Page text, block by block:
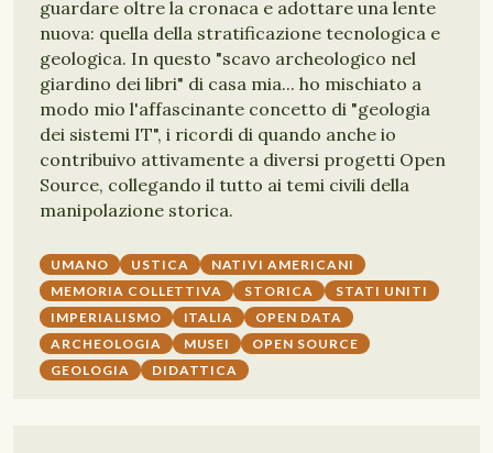
guardare oltre la cronaca e adottare una lente
nuova: quella della stratificazione tecnologica e
geologica. In questo "scavo archeologico nel
giardino dei libri" di casa mia... ho mischiato a
modo mio l'affascinante concetto di "geologia
dei sistemi IT", i ricordi di quando anche io
contribuivo attivamente a diversi progetti Open
Source, collegando il tutto ai temi civili della
manipolazione storica.
UMANO USTICA
NATIVI AMERICANI
MEMORIA COLLETTIVA
STORICA
STATI UNITI
IMPERIALISMO
ITALIA
OPEN DATA
ARCHEOLOGIA
MUSEI
OPEN SOURCE
GEOLOGIA
DIDATTICA